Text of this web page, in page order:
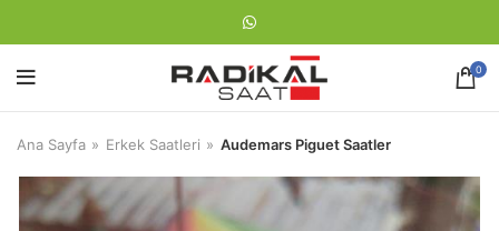
0
Ana Sayfa Erkek Saatleri Audemars Piguet Saatler